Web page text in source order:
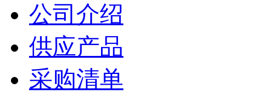
公司介绍
供应产品
采购清单